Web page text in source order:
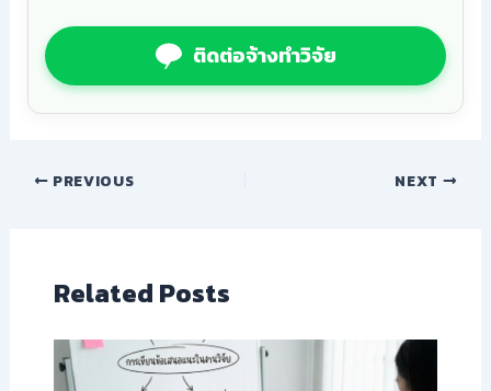
ติดต่อจ้างทำวิจัย
PREVIOUS NEXT
Related Posts